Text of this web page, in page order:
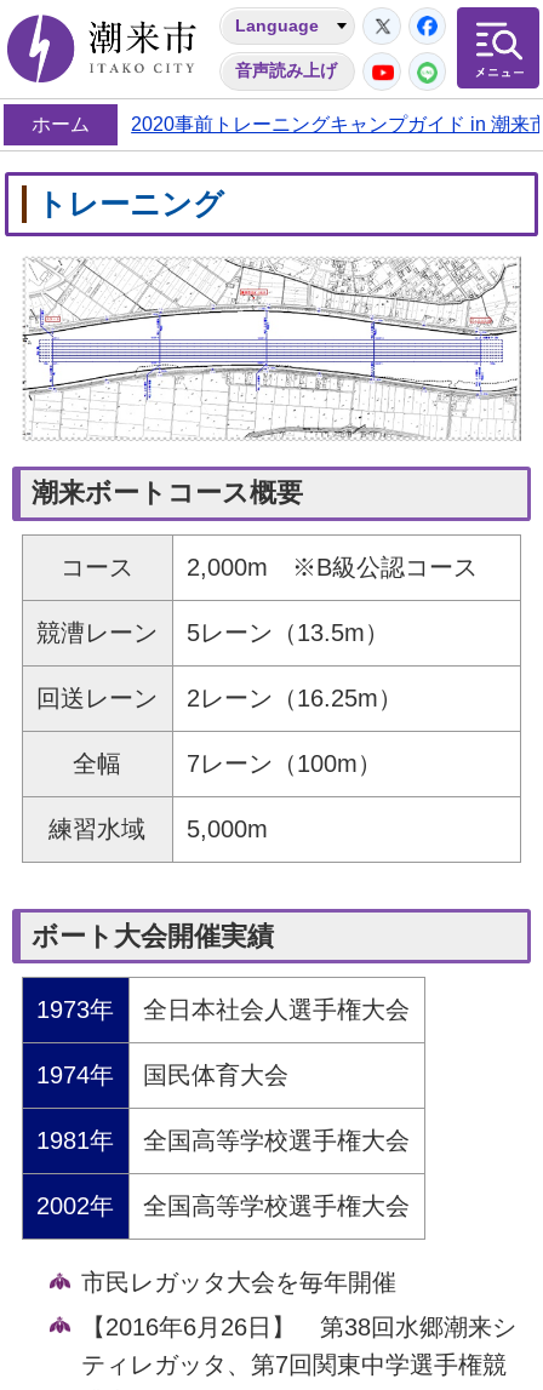
潮来市
Language
音声読み上げ
Twitter
YouTube
LINE
ホーム 2020事前トレーニングキャンプガイド in 潮来
トレーニング
潮来ボートコース概要
コース 2,000m ※B級公認コース
競漕レーン 5レーン（13.5m）
回送レーン 2レーン（16.25m）
全幅 7レーン（100m）
練習水域 5,000m
ボート大会開催実績
1973年 全日本社会人選手権大会
1974年 国民体育大会
1981年 全国高等学校選手権大会
2002年 全国高等学校選手権大会
市民レガッタ大会を毎年開催
【2016年6月26日】
第38回水郷潮来シ
ティレガッタ、第7回関東中学選手権競